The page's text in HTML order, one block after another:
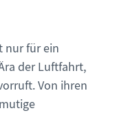
nur für ein
der Luftfahrt,
Von ihren